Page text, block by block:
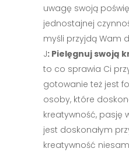
uwagę swoją
jednostajnej
myśli przyjdą Wam
J: Pielęgnuj swoją
to co sprawia Ci
gotowanie też jest
osoby, które
kreatywność, pasję
jest doskonałym
kreatywność